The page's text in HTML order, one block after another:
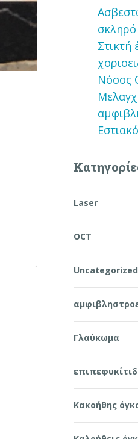
Στικτή
Νόσος
Laser
OCT
Uncategorized
Γλαύκωμα
Κακοήθης